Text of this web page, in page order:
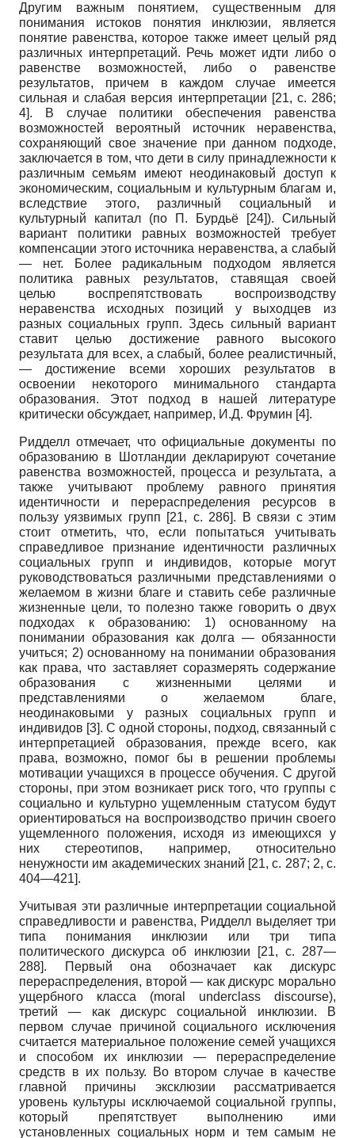
Другим важным понятием, существенным для
понимания истоков понятия инклюзии, является
понятие равенства, которое также имеет целый ряд
различных интерпретаций. Речь может идти либо о
равенстве возможностей, либо о равенстве
результатов, причем в каждом случае имеется
сильная и слабая версия интерпретации [21, с. 286;
4]. В случае политики обеспечения равенства
возможностей вероятный источник неравенства,
сохраняющий свое значение при данном подходе,
заключается в том, что дети в силу принадлежности к
различным семьям имеют неодинаковый доступ к
экономическим, социальным и культурным благам и,
вследствие этого, различный социальный и
культурный капитал (по П. Бурдьё
[24]). Сильный
вариант политики равных возможностей требует
компенсации этого источника неравенства, а слабый
— нет. Более радикальным подходом является
политика равных результатов, ставящая своей
целью воспрепятствовать воспроизводству
неравенства исходных позиций у выходцев из
разных социальных групп. Здесь сильный вариант
ставит целью достижение равного высокого
результата для всех, а слабый, более реалистичный,
— достижение всеми хороших результатов в
освоении некоторого минимального стандарта
образования. Этот подход в нашей литературе
критически обсуждает, например, И.Д. Фрумин [4].
Ридделл отмечает, что официальные документы по
образованию в Шотландии декларируют сочетание
равенства возможностей, процесса и результата, а
также учитывают проблему равного принятия
идентичности и перераспределения ресурсов в
пользу уязвимых групп [21, с. 286]. В связи с этим
стоит отметить, что, если попытаться учитывать
справедливое признание идентичности различных
социальных групп и индивидов, которые могут
руководствоваться различными представлениями о
желаемом в жизни благе и ставить себе различные
жизненные цели, то полезно также говорить о двух
подходах к образованию: 1) основанному на
понимании образования как долга — обязанности
учиться; 2) основанному на понимании образования
как права, что заставляет соразмерять содержание
образования с жизненными целями и
представлениями о желаемом благе,
неодинаковыми у разных социальных групп и
индивидов [3]. С одной стороны, подход, связанный с
интерпретацией образования, прежде всего, как
права, возможно, помог бы в решении проблемы
мотивации учащихся в процессе обучения. С другой
стороны, при этом возникает риск того, что группы с
социально и культурно ущемленным статусом будут
ориентироваться на воспроизводство причин своего
ущемленного положения, исходя из имеющихся у
них стереотипов, например, относительно
ненужности им академических знаний [21, с. 287; 2, с.
404—421].
Учитывая эти различные интерпретации социальной
справедливости и равенства, Ридделл выделяет три
типа понимания инклюзии или три типа
политического дискурса об инклюзии [21, с. 287—
288]. Первый она обозначает как дискурс
перераспределения, второй — как дискурс морально
ущербного класса (moral underclass discourse),
третий — как дискурс социальной инклюзии. В
первом случае причиной социального исключения
считается материальное положение семей учащихся
и способом их инклю­зии — перераспределение
средств в их пользу. Во втором случае в качестве
главной причины эксклюзии рассматривается
уровень культуры исключаемой социальной группы,
который препятствует выполнению ими
установленных социальных норм и тем самым не